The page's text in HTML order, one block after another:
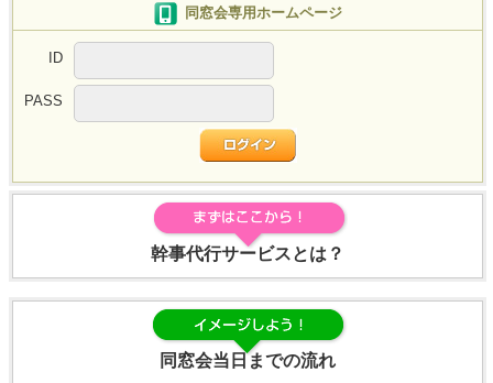
同窓会専用ホームページ
ID
PASS
幹事代行サービスとは？
同窓会当日までの流れ